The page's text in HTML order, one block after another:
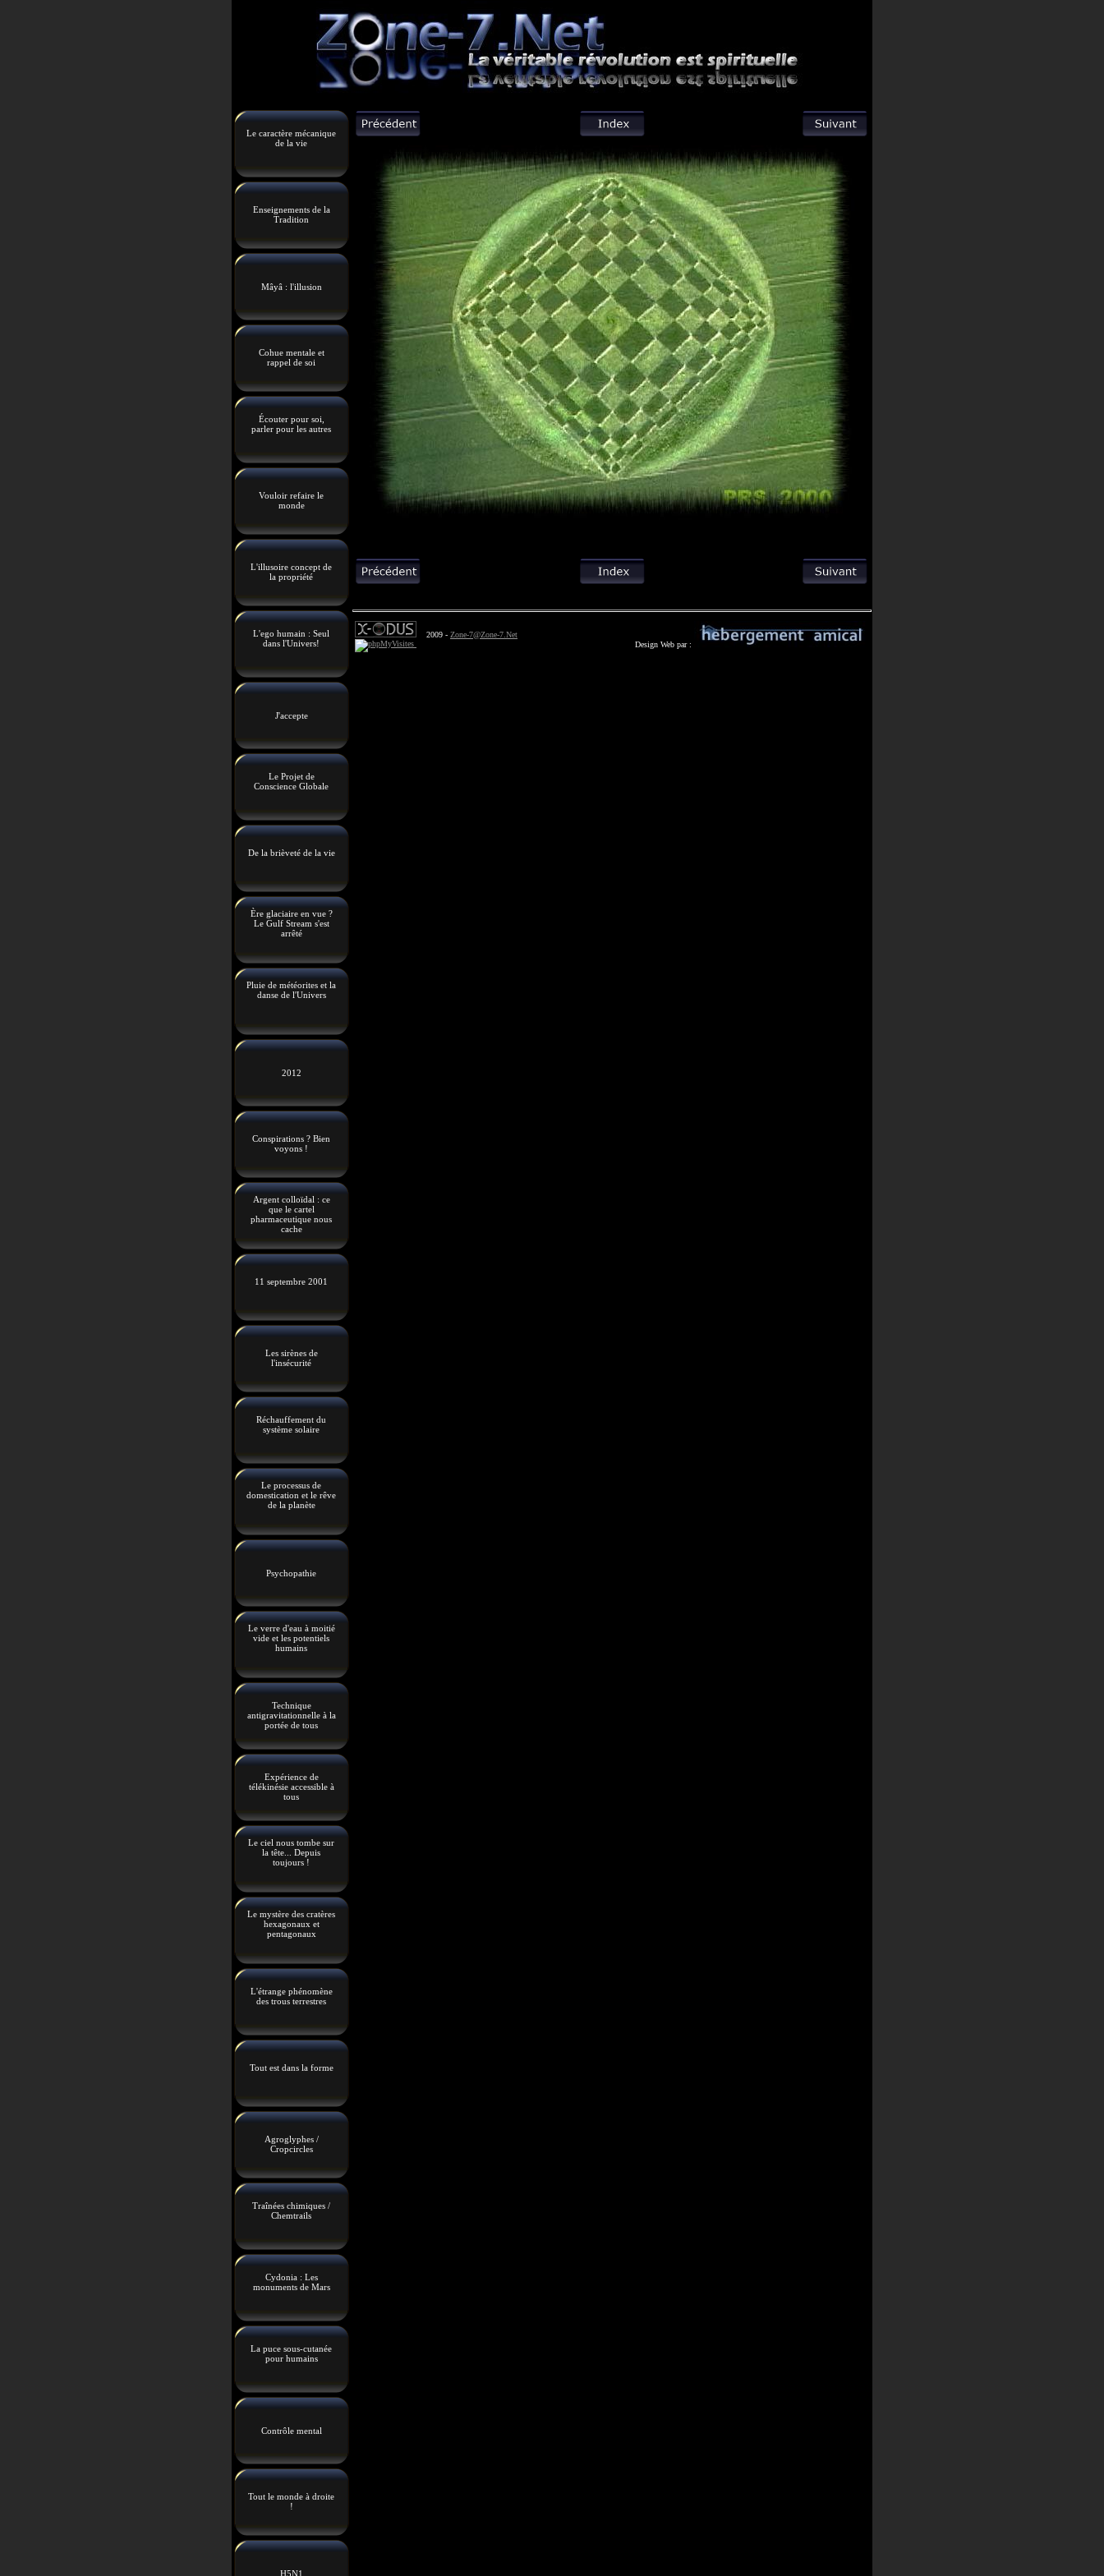
Le caractère mécanique
de la vie
Enseignements de la
Tradition
Mâyâ : l'illusion
Cohue mentale et
rappel de soi
Écouter pour soi,
parler pour les autres
Vouloir refaire le
monde
L'illusoire concept de
la propriété
L'ego humain : Seul
dans l'Univers!
J'accepte
Le Projet de
Conscience Globale
De la brièveté de la vie
Ère glaciaire en vue ?
Le Gulf Stream s'est
arrêté
Pluie de météorites et la
danse de l'Univers
2012
Conspirations ? Bien
voyons !
Argent colloïdal : ce
que le cartel
pharmaceutique nous
cache
11 septembre 2001
Les sirènes de
l'insécurité
Réchauffement du
système solaire
Le processus de
domestication et le rêve
de la planète
Psychopathie
Le verre d'eau à moitié
vide et les potentiels
humains
Technique
antigravitationnelle à la
portée de tous
Expérience de
télékinésie accessible à
tous
Le ciel nous tombe sur
la tête... Depuis
toujours !
Le mystère des cratères
hexagonaux et
pentagonaux
L'étrange phénomène
des trous terrestres
Tout est dans la forme
Agroglyphes /
Cropcircles
Traînées chimiques /
Chemtrails
Cydonia : Les
monuments de Mars
La puce sous-cutanée
pour humains
Contrôle mental
Tout le monde à droite
!
H5N1
2009 - Zone-7@Zone-7.Net
Design Web par :